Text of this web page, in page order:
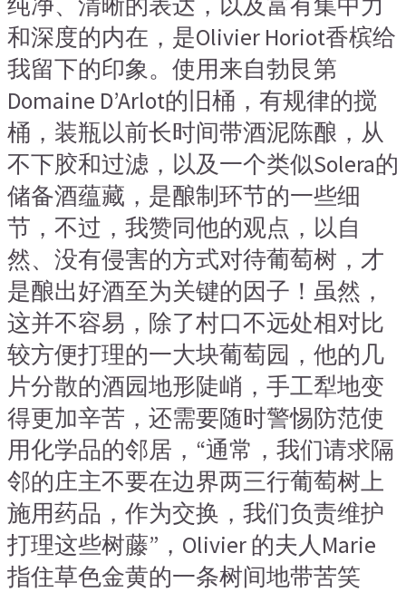
和深度的内在，是Olivier Horiot香槟给
我留下的印象。使用来自勃艮第
Domaine D’Arlot的旧桶，有规律的搅
桶，装瓶以前长时间带酒泥陈酿，从
不下胶和过滤，以及一个类似Solera的
储备酒蕴藏，是酿制环节的一些细
节，不过，我赞同他的观点，以自
然、没有侵害的方式对待葡萄树，才
是酿出好酒至为关键的因子！虽然，
这并不容易，除了村口不远处相对比
较方便打理的一大块葡萄园，他的几
片分散的酒园地形陡峭，手工犁地变
得更加辛苦，还需要随时警惕防范使
用化学品的邻居，“通常，我们请求隔
邻的庄主不要在边界两三行葡萄树上
施用药品，作为交换，我们负责维护
打理这些树藤”，Olivier 的夫人Marie
指住草色金黄的一条树间地带苦笑